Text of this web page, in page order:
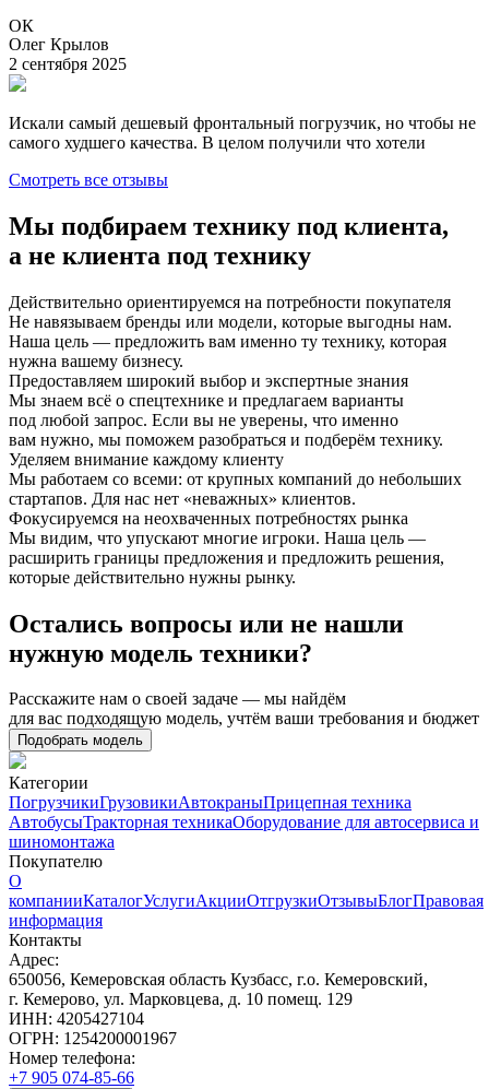
ОК
Олег Крылов
2 сентября 2025
Искали самый дешевый фронтальный погрузчик, но чтобы не
самого худшего качества. В целом получили что хотели
Смотреть все отзывы
Мы подбираем технику под клиента,
а не клиента под технику
Действительно ориентируемся на потребности покупателя
Не навязываем бренды или модели, которые выгодны нам.
Наша цель — предложить вам именно ту технику, которая
нужна вашему бизнесу.
Предоставляем широкий выбор и экспертные знания
Мы знаем всё о спецтехнике и предлагаем варианты
под любой запрос. Если вы не уверены, что именно
вам нужно, мы поможем разобраться и подберём технику.
Уделяем внимание каждому клиенту
Мы работаем со всеми: от крупных компаний до небольших
стартапов. Для нас нет «неважных» клиентов.
Фокусируемся на неохваченных потребностях рынка
Мы видим, что упускают многие игроки. Наша цель —
расширить границы предложения и предложить решения,
которые действительно нужны рынку.
Остались вопросы или не нашли
нужную модель техники?
Расскажите нам о своей задаче — мы найдём
для вас подходящую модель, учтём ваши требования и бюджет
Подобрать модель
Категории
ПогрузчикиГрузовикиАвтокраныПрицепная техника
АвтобусыТракторная техникаОборудование для автосервиса и
шиномонтажа
Покупателю
О
компанииКаталогУслугиАкцииОтгрузкиОтзывыБлогПравовая
информация
Контакты
Адрес:
650056, Кемеровская область Кузбасс, г.о. Кемеровский,
г. Кемерово, ул. Марковцева, д. 10 помещ. 129
ИНН: 4205427104
ОГРН: 1254200001967
Номер телефона:
+7 905 074-85-66